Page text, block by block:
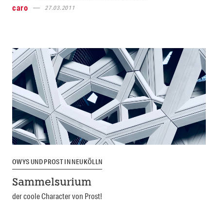
caro
27.03.2011
OWYS UND PROST IN NEUKÖLLN
Sammelsurium
der coole Character von Prost!